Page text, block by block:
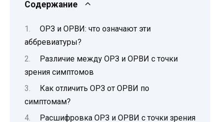
Содержание
ОРЗ и ОРВИ: что означают эти
аббревиатуры?
Различие между ОРЗ и ОРВИ с точки
зрения симптомов
Как отличить ОРЗ от ОРВИ по
симптомам?
Расшифровка ОРЗ и ОРВИ с точки зрения